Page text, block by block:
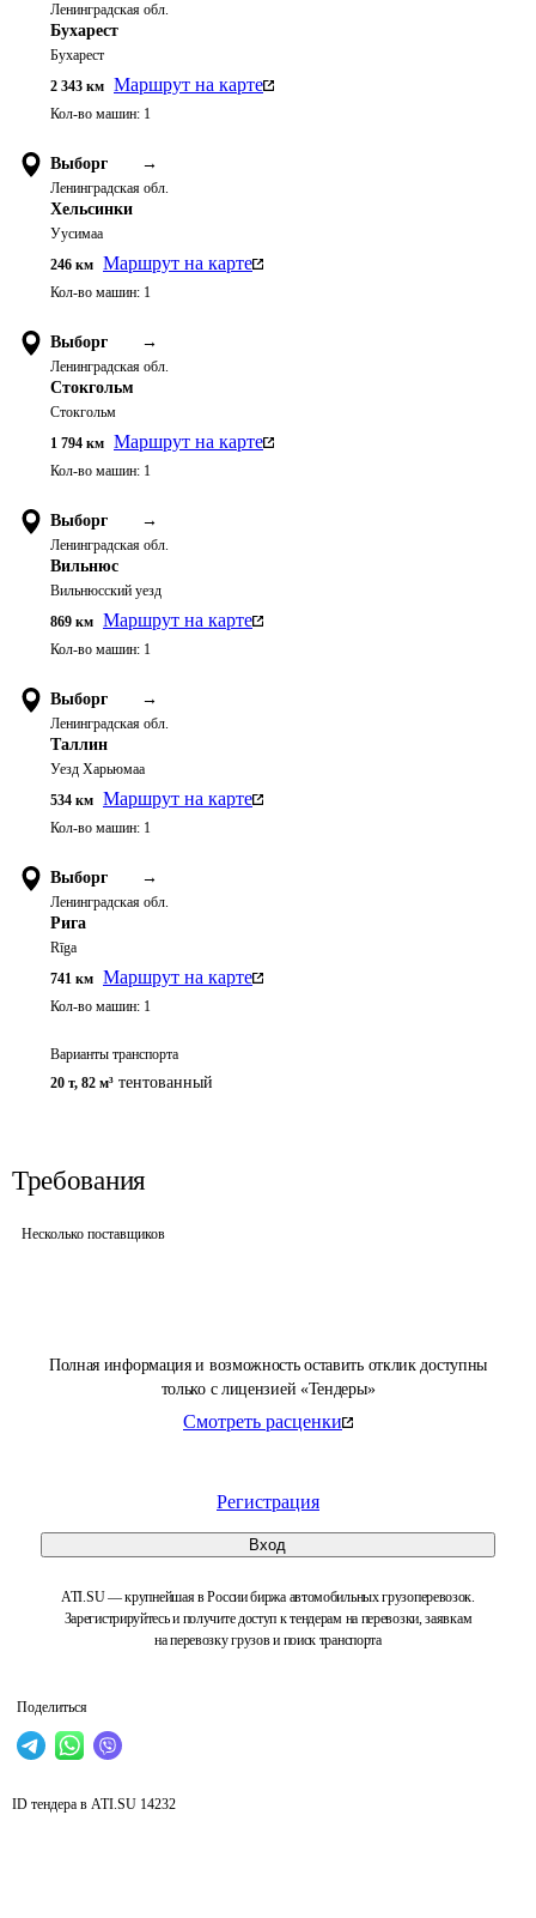
Полная информация и возможность оставить отклик доступны
только с лицензией «Тендеры»
Смотреть расценки
Регистрация
Вход
ATI.SU — крупнейшая в России биржа автомобильных грузоперевозок.
Зарегистрируйтесь и получите доступ к тендерам на перевозки, заявкам
на перевозку грузов и поиск транспорта
Поделиться
Ленинградская обл.
Бухарест
Бухарест
2 343 км Маршрут на карте
Кол-во машин: 1
Выборг →
Ленинградская обл.
Хельсинки
Уусимаа
246 км Маршрут на карте
Кол-во машин: 1
Выборг →
Ленинградская обл.
Стокгольм
Стокгольм
1 794 км Маршрут на карте
Кол-во машин: 1
Выборг →
Ленинградская обл.
Вильнюс
Вильнюсский уезд
869 км Маршрут на карте
Кол-во машин: 1
Выборг →
Ленинградская обл.
Таллин
Уезд Харьюмаа
534 км Маршрут на карте
Кол-во машин: 1
Выборг →
Ленинградская обл.
Рига
Rīga
741 км Маршрут на карте
Кол-во машин: 1
Варианты транспорта
20 т, 82 м³ тентованный
Требования
Несколько поставщиков
ID тендера в ATI.SU 14232